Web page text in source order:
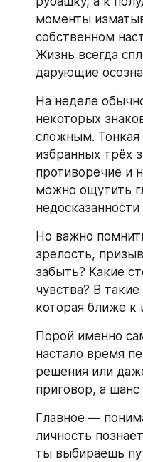
моменты
собственном
Жизнь всегда
дарующие
На неделе
некоторых
сложным. Тонкая
избранных трёх
противоречие и
можно ощутить
Но важно
зрелость,
забыть? Какие
чувства? В
которая ближе к
Порой именно
настало время
решения или
приговор, а
Главное —
личность
ты выбираешь